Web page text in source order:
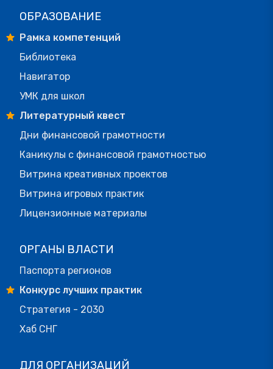
ОБРАЗОВАНИЕ
Рамка компетенций
Библиотека
Навигатор
УМК для школ
Литературный квест
Дни финансовой грамотности
Каникулы с финансовой грамотностью
Витрина креативных проектов
Витрина игровых практик
Лицензионные материалы
ОРГАНЫ ВЛАСТИ
Паспорта регионов
Конкурс лучших практик
Стратегия - 2030
Хаб СНГ
ДЛЯ ОРГАНИЗАЦИЙ